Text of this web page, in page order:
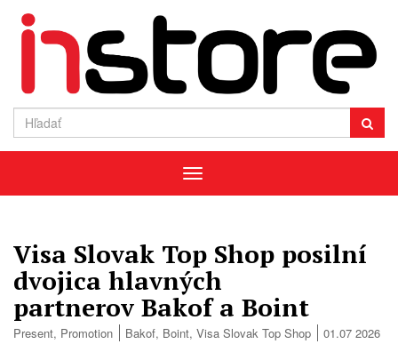
Menu
Visa Slovak Top Shop posilní
dvojica hlavných
partnerov Bakof a Boint
Present, Promotion Bakof, Boint, Visa Slovak Top Shop 01.07 2026